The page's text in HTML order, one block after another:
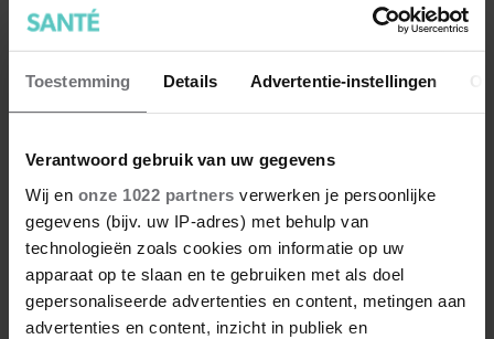
Toestemming Details Advertentie-instellingen
Verantwoord gebruik van uw gegevens
Wij en onze 1022 partners verwerken je persoonlijke
gegevens (bijv. uw IP-adres) met behulp van
technologieën zoals cookies om informatie op uw
apparaat op te slaan en te gebruiken met als doel
gepersonaliseerde advertenties en content, metingen aan
advertenties en content, inzicht in publiek en
spotlight!